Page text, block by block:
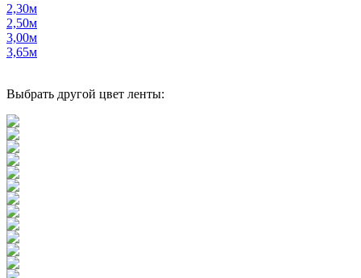
2,30м
2,50м
3,00м
3,65м
Выбрать другой цвет ленты: